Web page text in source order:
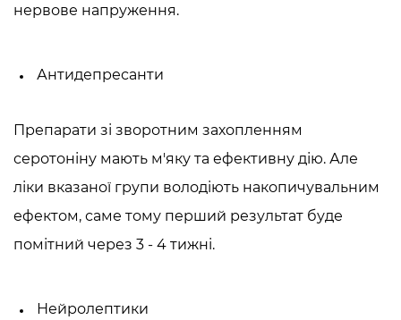
нервове напруження.
Антидепресанти
Препарати зі зворотним захопленням
серотоніну мають м'яку та ефективну дію. Але
ліки вказаної групи володіють накопичувальним
ефектом, саме тому перший результат буде
помітний через 3 - 4 тижні.
Нейролептики